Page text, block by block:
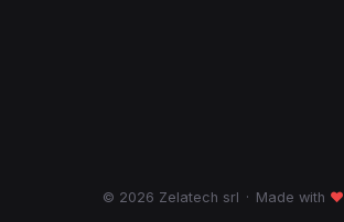
© 2026 Zelatech srl · Made with ♥